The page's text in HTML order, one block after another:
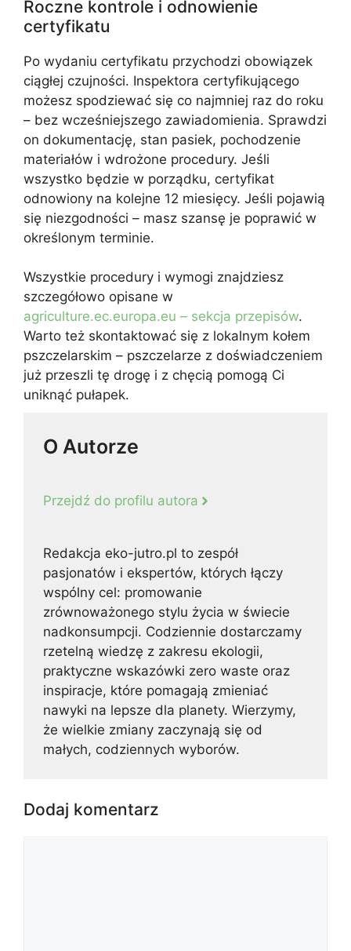
Roczne kontrole i odnowienie
certyfikatu
Po wydaniu certyfikatu przychodzi obowiązek
ciągłej czujności. Inspektora certyfikującego
możesz spodziewać się co najmniej raz do roku
– bez wcześniejszego zawiadomienia. Sprawdzi
on dokumentację, stan pasiek, pochodzenie
materiałów i wdrożone procedury. Jeśli
wszystko będzie w porządku, certyfikat
odnowiony na kolejne 12 miesięcy. Jeśli pojawią
się niezgodności – masz szansę je poprawić w
określonym terminie.
Wszystkie procedury i wymogi znajdziesz
szczegółowo opisane w
agriculture.ec.europa.eu – sekcja przepisów.
Warto też skontaktować się z lokalnym kołem
pszczelarskim – pszczelarze z doświadczeniem
już przeszli tę drogę i z chęcią pomogą Ci
uniknąć pułapek.
O Autorze
Przejdź do profilu autora
Redakcja eko-jutro.pl to zespół
pasjonatów i ekspertów, których łączy
wspólny cel: promowanie
zrównoważonego stylu życia w świecie
nadkonsumpcji. Codziennie dostarczamy
rzetelną wiedzę z zakresu ekologii,
praktyczne wskazówki zero waste oraz
inspiracje, które pomagają zmieniać
nawyki na lepsze dla planety. Wierzymy,
że wielkie zmiany zaczynają się od
małych, codziennych wyborów.
Dodaj komentarz